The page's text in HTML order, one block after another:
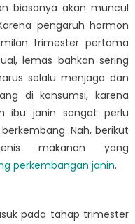
Perkembangan
Janin
Trimester
Awal
biasanya akan muncul
pengaruh hormon
trimester pertama
lemas bahkan sering
selalu menjaga dan
di konsumsi, karena
ibu janin sangat perlu
Nah, berikut
makanan yang
perkembangan janin.
pada tahap trimester